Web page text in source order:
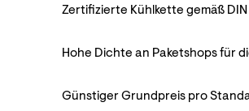
Zertifizierte Kühlkette gemäß
Hohe Dichte an Paketshops für
Günstiger Grundpreis pro